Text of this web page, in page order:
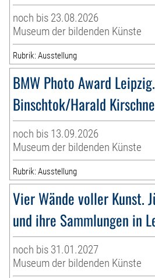
noch bis 23.08.2026
Museum der bildenden Künste
Rubrik: Ausstellung
BMW Photo Award
Binschtok/Harald
noch bis 13.09.2026
Museum der bildenden Künste
Rubrik: Ausstellung
Vier Wände voller Kunst.
und ihre Sammlungen in
noch bis 31.01.2027
Museum der bildenden Künste